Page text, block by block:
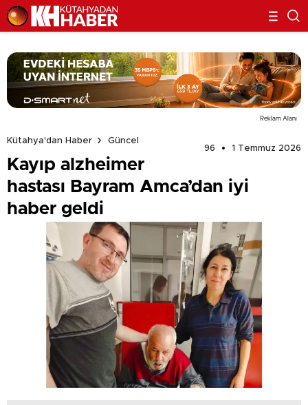
Reklam Alanı
Kütahya'dan Haber
Güncel
96
1 Temmuz 2026
Kayıp alzheimer
hastası Bayram Amca’dan iyi
haber geldi